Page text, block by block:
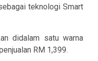
teknologi Smart
didalam satu warna
RM 1,399.